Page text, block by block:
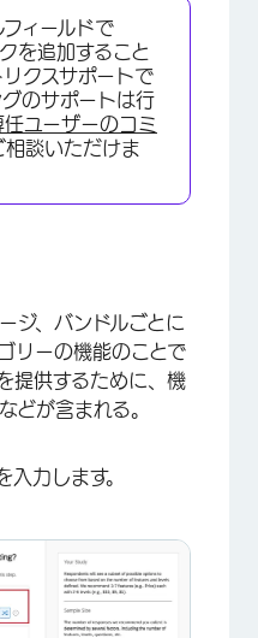
×
ィールドで
を追加すること
クスサポートで
のサポートは行
任ユーザーのコミ
相談いただけま
ジ、バンドルごとに
リーの機能のことで
提供するために、機
どが含まれる。
入力します。